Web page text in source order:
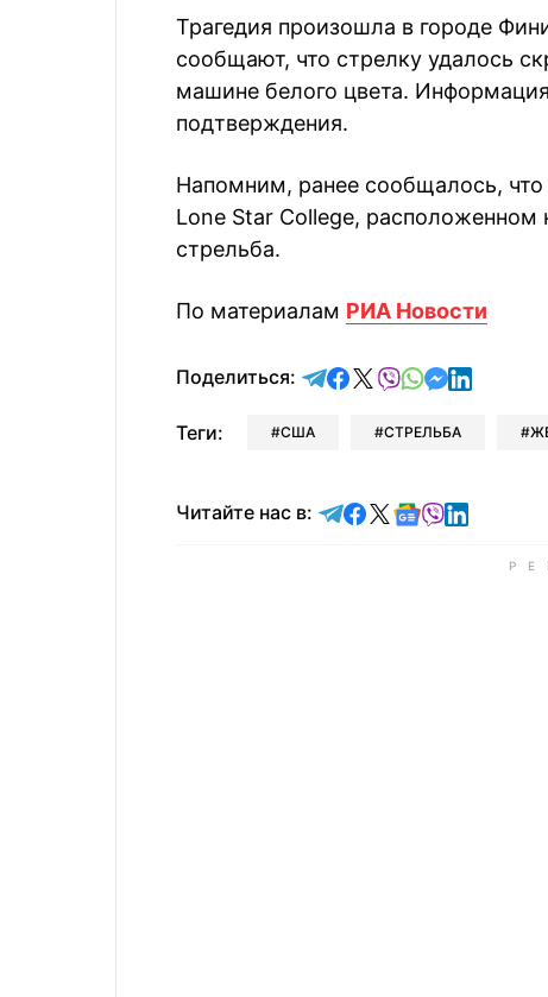
Трагедия произошла в городе
сообщают, что стрелку удалось
машине белого цвета.
подтверждения.
Напомним, ранее сообщалось,
Lone Star College, расположенном
стрельба.
По материалам РИА Новости
Поделиться: отправить в Telegram
поделиться в
поделиться в X
отправить в
отправить в
отправить
Теги: США СТРЕЛЬБА
Читайте нас в: Читайте в Telegram
Читайте в Facebook
Читайте в X
Читайте в
Читайте в
Читайте